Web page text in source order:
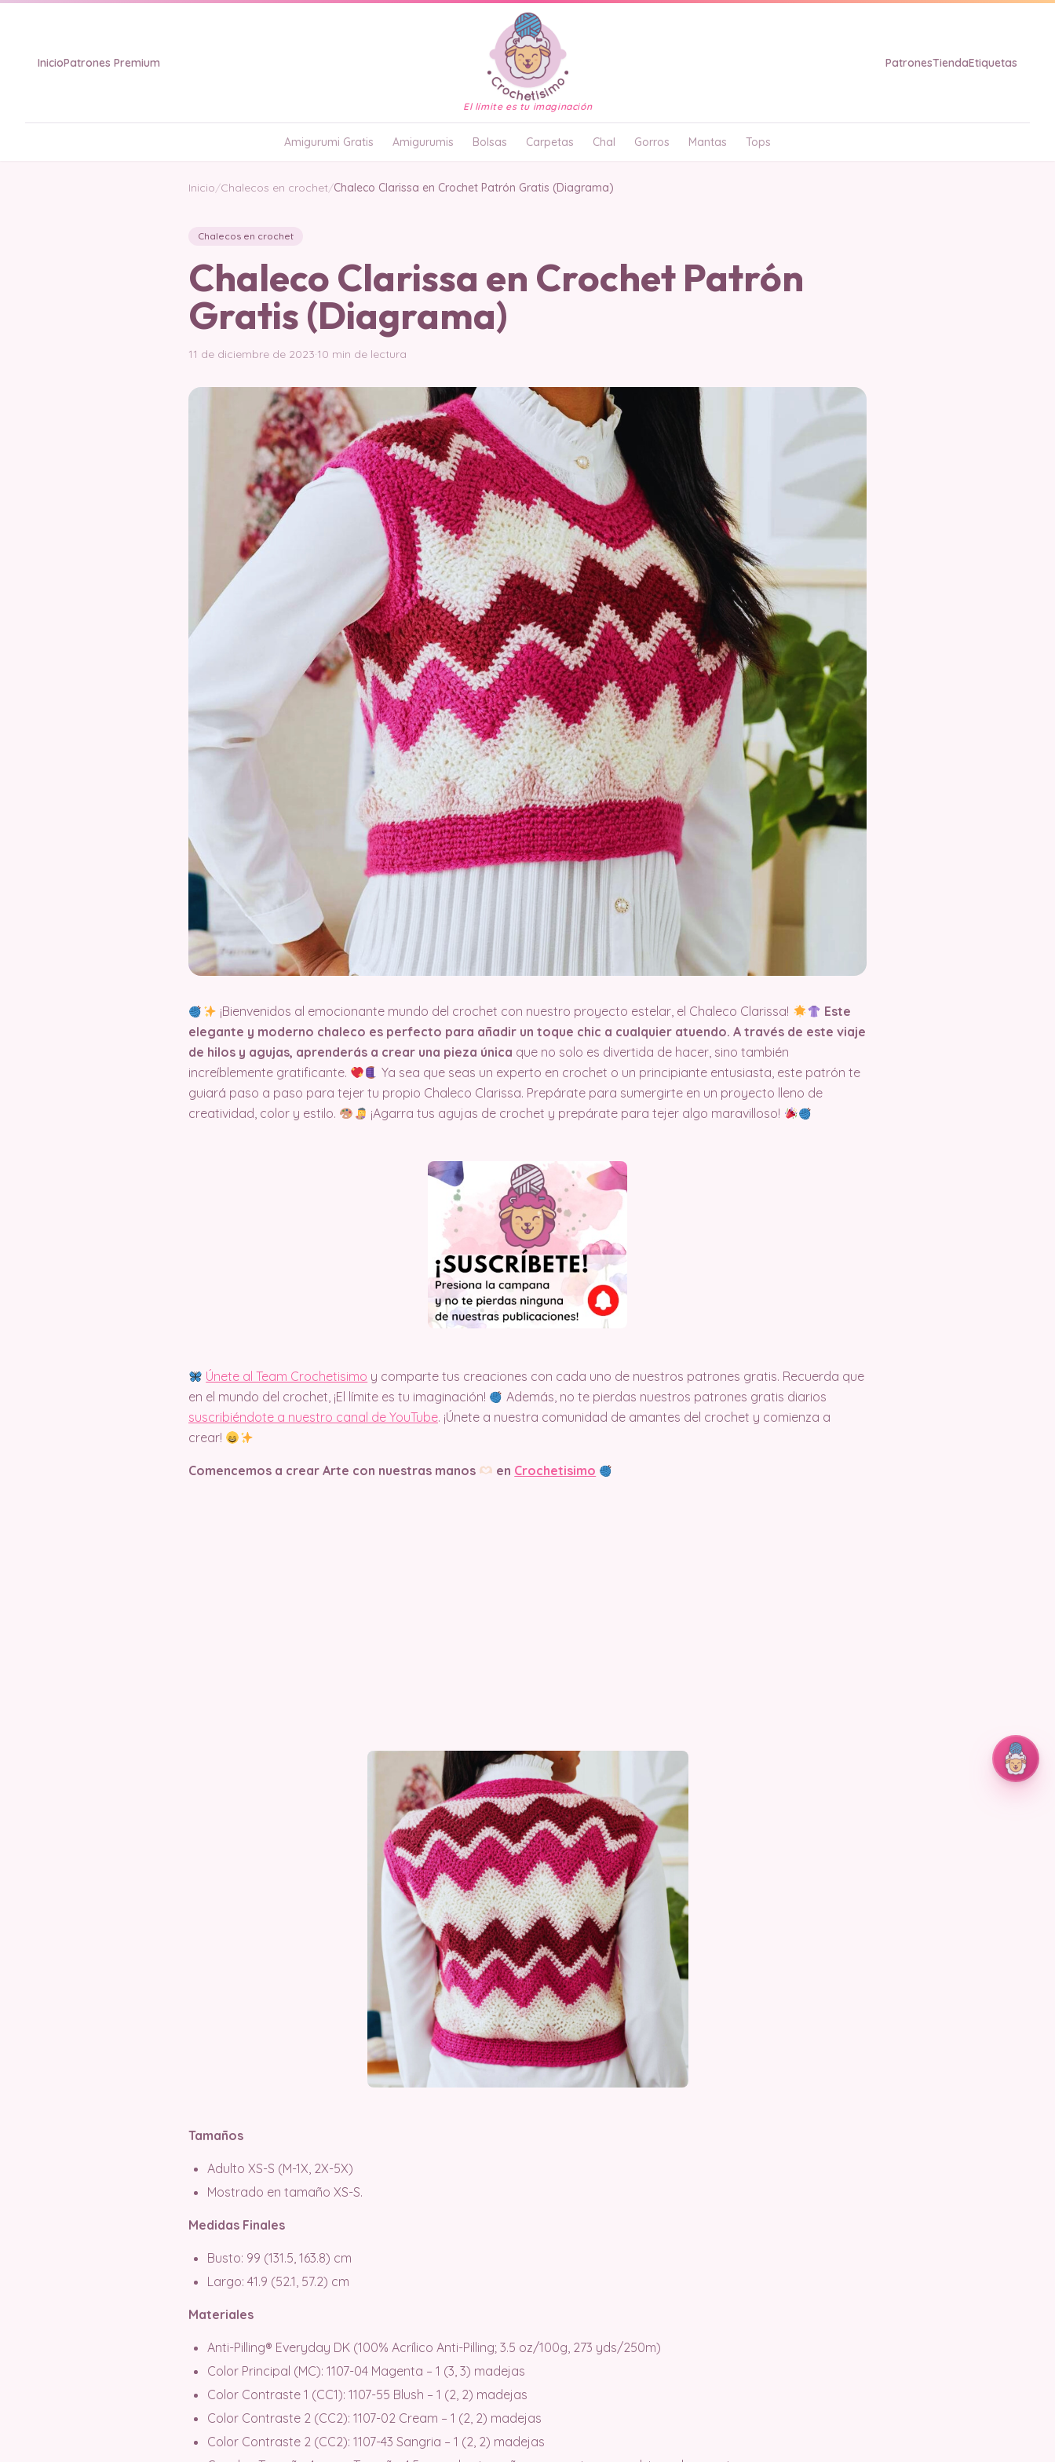
InicioPatrones Premium
El límite es tu imaginación
PatronesTiendaEtiquetas
Amigurumi Gratis Amigurumis Bolsas Carpetas Chal Gorros Mantas Tops
Inicio/Chalecos en crochet/Chaleco Clarissa en Crochet Patrón Gratis (Diagrama)
Chalecos en crochet
Chaleco Clarissa en Crochet Patrón
Gratis (Diagrama)
11 de diciembre de 2023·10 min de lectura
¡Bienvenidos al emocionante mundo del crochet con nuestro proyecto estelar, el Chaleco Clarissa!
Este
elegante y moderno chaleco es perfecto para añadir un toque chic a cualquier atuendo. A través de este viaje
de hilos y agujas, aprenderás a crear una pieza única que no solo es divertida de hacer, sino también
increíblemente gratificante.
Ya sea que seas un experto en crochet o un principiante entusiasta, este patrón te
guiará paso a paso para tejer tu propio Chaleco Clarissa. Prepárate para sumergirte en un proyecto lleno de
creatividad, color y estilo.
¡Agarra tus agujas de crochet y prepárate para tejer algo maravilloso!
Únete al Team Crochetisimo y comparte tus creaciones con cada uno de nuestros patrones gratis. Recuerda que
en el mundo del crochet, ¡El límite es tu imaginación!
Además, no te pierdas nuestros patrones gratis diarios
suscribiéndote a nuestro canal de YouTube. ¡Únete a nuestra comunidad de amantes del crochet y comienza a
crear!
Comencemos a crear Arte con nuestras manos en Crochetisimo
Tamaños
Adulto XS-S (M-1X, 2X-5X)
Mostrado en tamaño XS-S.
Medidas Finales
Busto: 99 (131.5, 163.8) cm
Largo: 41.9 (52.1, 57.2) cm
Materiales
Anti-Pilling® Everyday DK (100% Acrílico Anti-Pilling; 3.5 oz/100g, 273 yds/250m)
Color Principal (MC): 1107-04 Magenta – 1 (3, 3) madejas
Color Contraste 1 (CC1): 1107-55 Blush – 1 (2, 2) madejas
Color Contraste 2 (CC2): 1107-02 Cream – 1 (2, 2) madejas
Color Contraste 2 (CC2): 1107-43 Sangria – 1 (2, 2) madejas